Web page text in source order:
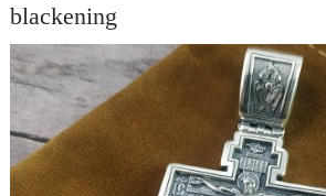
blackening